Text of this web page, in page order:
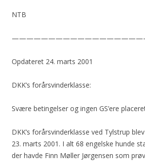
NTB
Opdateret 24. marts 2001
DKK’s forårsvinderklasse:
Svære betingelser og ingen GS’ere
DKK’s forårsvinderklasse ved Tylstrup
23. marts 2001. I alt 68 engelske hunde
der havde Finn Møller Jørgensen som